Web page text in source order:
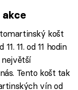
košt
11. od 11 hodin
největší
Tento košt tak
vín od